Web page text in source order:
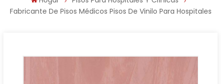
Fabricante De Pisos Médicos Pisos De Vinilo Para Hospitales